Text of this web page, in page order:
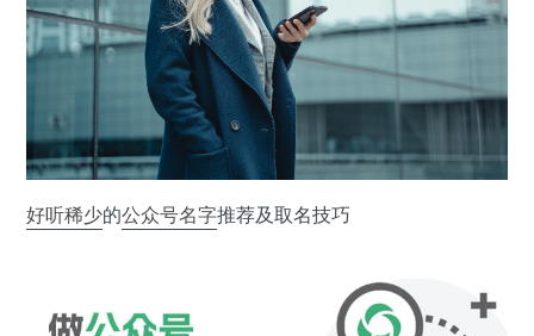
好听稀少的公众号名字推荐及取名技巧